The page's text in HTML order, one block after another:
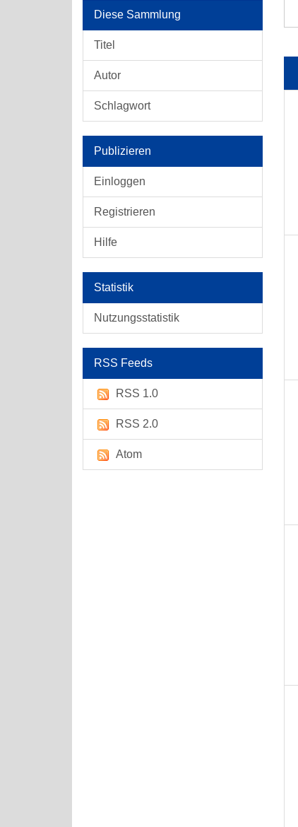
Diese Sammlung
Titel
Autor
Schlagwort
Publizieren
Einloggen
Registrieren
Hilfe
Statistik
Nutzungsstatistik
RSS Feeds
RSS 1.0
RSS 2.0
Atom